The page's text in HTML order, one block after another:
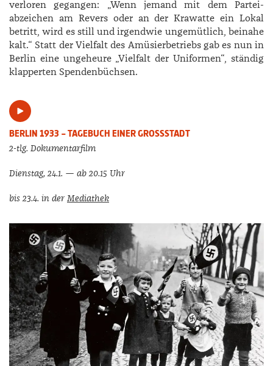
verloren gegangen: „Wenn jemand mit dem Partei-
abzeichen am Revers oder an der Krawatte ein Lokal
betritt, wird es still und irgendwie ungemütlich, beinahe
kalt.“ Statt der Vielfalt des Amüsierbetriebs gab es nun in
Berlin eine ungeheure „Vielfalt der Uniformen“, ständig
klapperten Spendenbüchsen.
BERLIN 1933 – TAGEBUCH EINER GROSSSTADT
2-tlg. Dokumentarfilm
Dienstag, 24.1. — ab 20.15 Uhr
bis 23.4. in der Mediathek